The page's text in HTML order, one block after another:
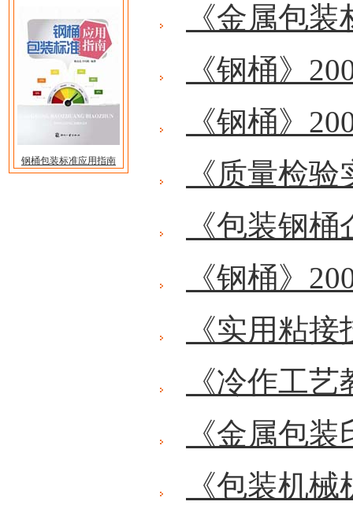
钢桶包装标准应用指南
《金属包
《钢桶》
《钢桶》
《质量检
《包装钢
《钢桶》
《实用粘
《冷作工
《金属包
《包装机